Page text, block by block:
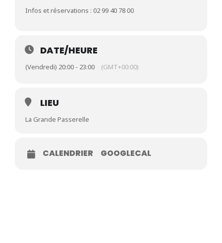
Infos et réservations : 02 99 40 78 00
DATE/HEURE
(Vendredi) 20:00 - 23:00 (GMT+00:00)
LIEU
La Grande Passerelle
CALENDRIER GOOGLECAL